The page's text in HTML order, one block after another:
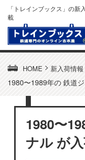
「トレインブックス」の
載
HOME > 新入荷情報
1980〜1989年の 鉄道
1980〜
ナル が